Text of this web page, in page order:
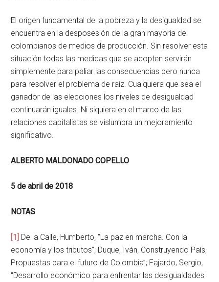
El origen fundamental de la pobreza y la desigualdad se
encuentra en la desposesión de la gran mayoría de
colombianos de medios de producción. Sin resolver esta
situación todas las medidas que se adopten servirán
simplemente para paliar las consecuencias pero nunca
para resolver el problema de raíz. Cualquiera que sea el
ganador de las elecciones los niveles de desigualdad
continuarán iguales. Ni siquiera en el marco de las
relaciones capitalistas se vislumbra un mejoramiento
significativo.
ALBERTO MALDONADO COPELLO
5 de abril de 2018
NOTAS
[1] De la Calle, Humberto, “La paz en marcha. Con la
economía y los tributos”; Duque, Iván, Construyendo País,
Propuestas para el futuro de Colombia”; Fajardo, Sergio,
“Desarrollo económico para enfrentar las desigualdades